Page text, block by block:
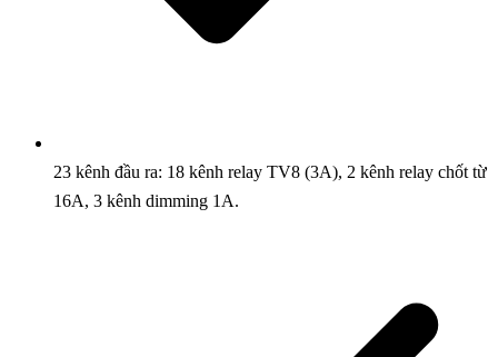
23 kênh đầu ra: 18 kênh relay TV8 (3A), 2 kênh relay chốt từ
16A, 3 kênh dimming 1A.